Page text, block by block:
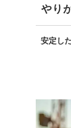
やり
安定し